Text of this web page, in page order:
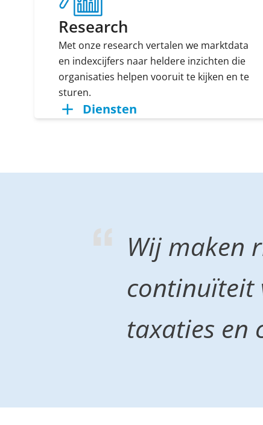
Research
Met onze research vertalen we marktdata
en indexcijfers naar heldere inzichten die
organisaties helpen vooruit te kijken en te
sturen.
Diensten
Wij maken
continuïteit
taxaties en